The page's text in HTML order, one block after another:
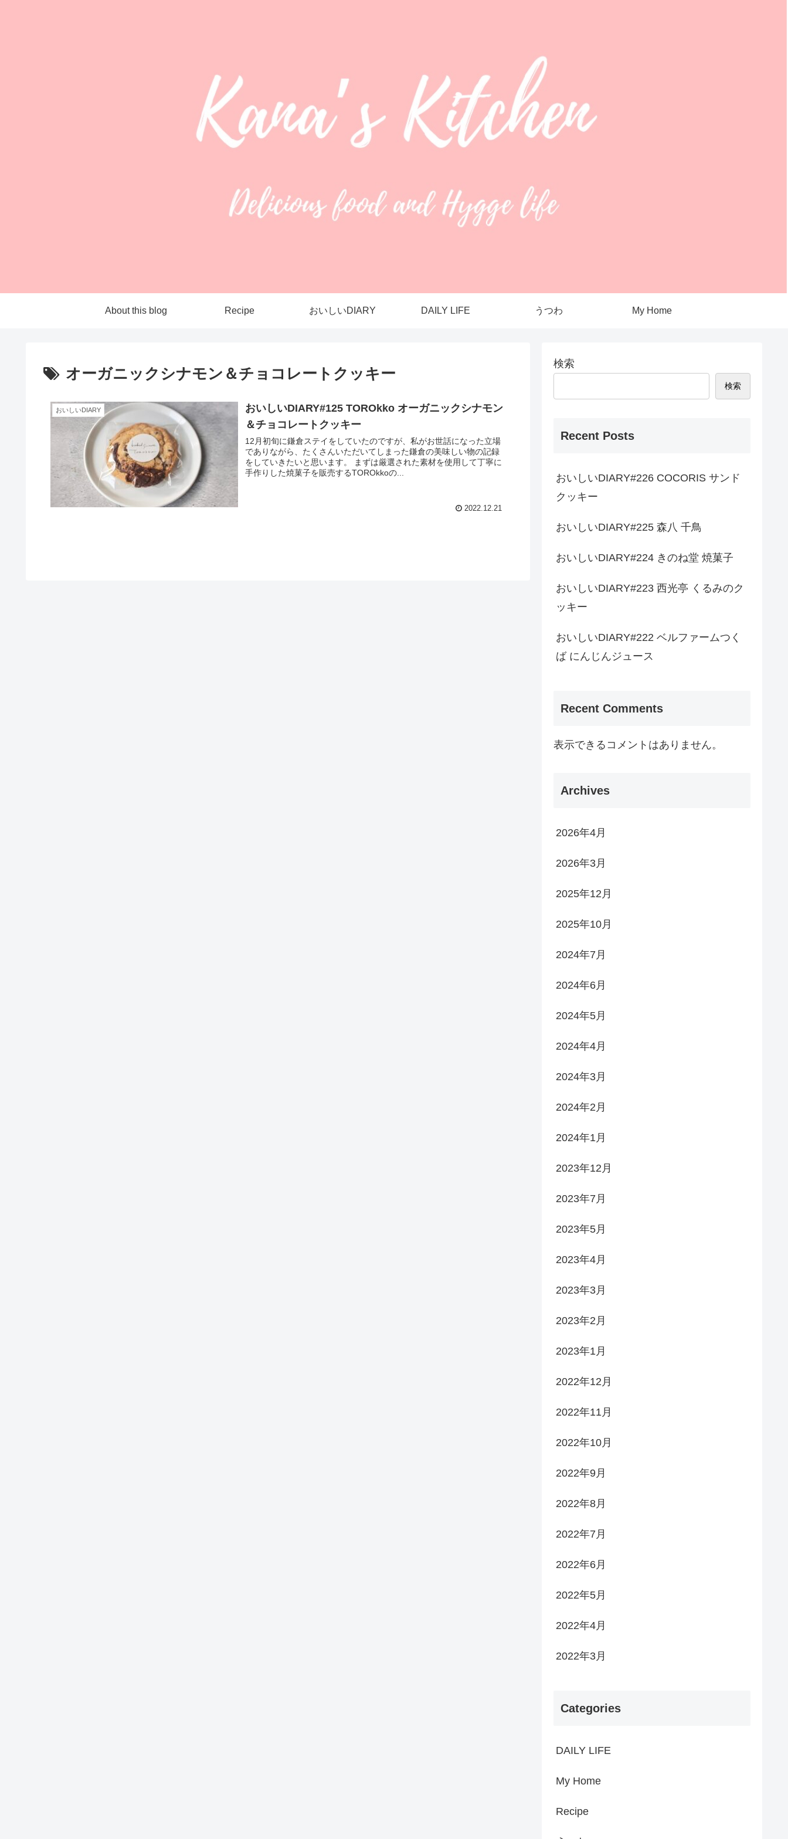
About this blog Recipe おいしいDIARY DAILY LIFE うつわ My Home
オーガニックシナモン＆チョコレートクッキー
おいしいDIARY
おいしいDIARY#125 TOROkko オーガニックシナモン
＆チョコレートクッキー
12月初旬に鎌倉ステイをしていたのですが、私がお世話になった立場
でありながら、たくさんいただいてしまった鎌倉の美味しい物の記録
をしていきたいと思います。 まずは厳選された素材を使用して丁寧に
手作りした焼菓子を販売するTOROkkoの...
2022.12.21
検索
検索
Recent Posts
おいしいDIARY#226 COCORIS サンド
クッキー
おいしいDIARY#225 森八 千鳥
おいしいDIARY#224 きのね堂 焼菓子
おいしいDIARY#223 西光亭 くるみのク
ッキー
おいしいDIARY#222 ベルファームつく
ば にんじんジュース
Recent Comments
表示できるコメントはありません。
Archives
2026年4月
2026年3月
2025年12月
2025年10月
2024年7月
2024年6月
2024年5月
2024年4月
2024年3月
2024年2月
2024年1月
2023年12月
2023年7月
2023年5月
2023年4月
2023年3月
2023年2月
2023年1月
2022年12月
2022年11月
2022年10月
2022年9月
2022年8月
2022年7月
2022年6月
2022年5月
2022年4月
2022年3月
Categories
DAILY LIFE
My Home
Recipe